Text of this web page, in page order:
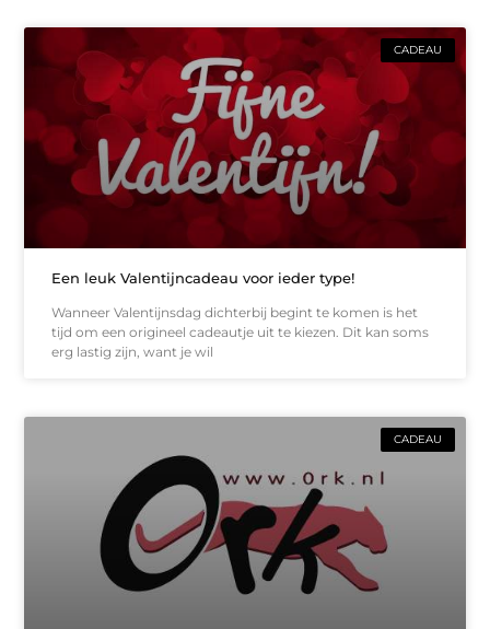
CADEAU
Een leuk Valentijncadeau voor ieder type!
Wanneer Valentijnsdag dichterbij begint te komen is het
tijd om een origineel cadeautje uit te kiezen. Dit kan soms
erg lastig zijn, want je wil
CADEAU